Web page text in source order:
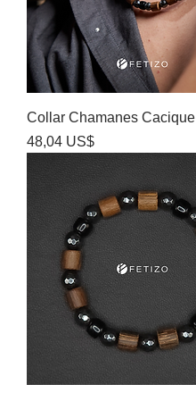
Collar Chamanes Cacique
Precio
48,04 US$